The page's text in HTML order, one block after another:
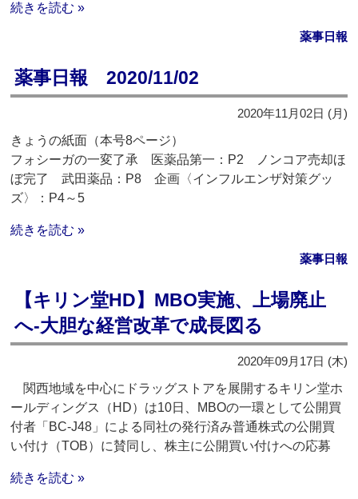
続きを読む »
薬事日報
薬事日報 2020/11/02
2020年11月02日 (月)
きょうの紙面（本号8ページ）
フォシーガの一変了承 医薬品第一：P2 ノンコア売却ほ
ぼ完了 武田薬品：P8 企画〈インフルエンザ対策グッ
ズ〉：P4～5
続きを読む »
薬事日報
【キリン堂HD】MBO実施、上場廃止
へ‐大胆な経営改革で成長図る
2020年09月17日 (木)
関西地域を中心にドラッグストアを展開するキリン堂ホ
ールディングス（HD）は10日、MBOの一環として公開買
付者「BC-J48」による同社の発行済み普通株式の公開買
い付け（TOB）に賛同し、株主に公開買い付けへの応募
続きを読む »